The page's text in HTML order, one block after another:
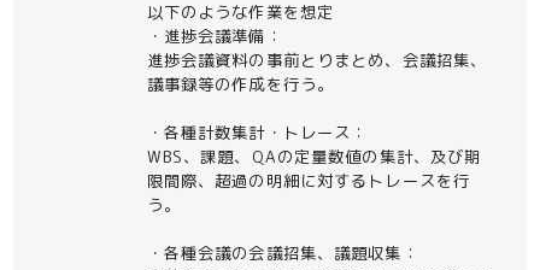
以下のような作業を想定
・進捗会議準備：
進捗会議資料の事前とりまとめ、会議招集、
議事録等の作成を行う。
・各種計数集計・トレース：
WBS、課題、QAの定量数値の集計、及び期
限間際、超過の明細に対するトレースを行
う。
・各種会議の会議招集、議題収集：